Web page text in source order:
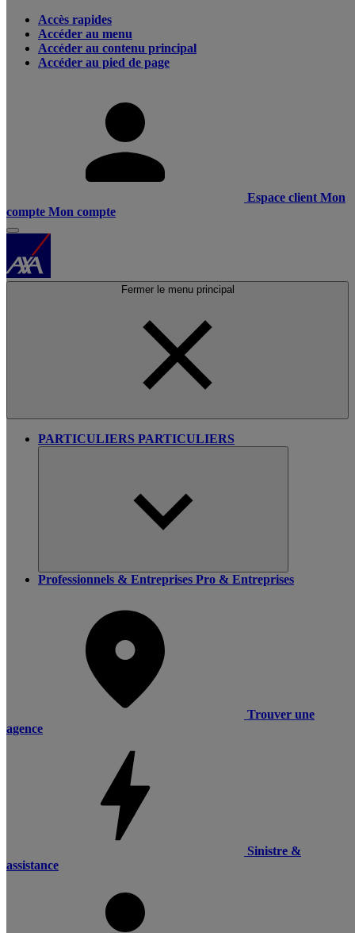
Accès rapides
Accéder au menu
Accéder au contenu principal
Accéder au pied de page
Espace client Mon
compte Mon compte
Fermer le menu principal
PARTICULIERS PARTICULIERS
Professionnels & Entreprises Pro & Entreprises
Trouver une
agence
Sinistre &
assistance